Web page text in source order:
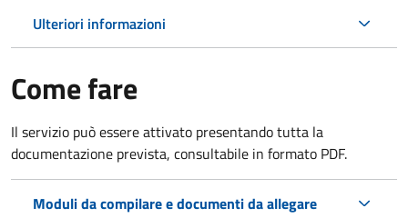
Ulteriori informazioni
Come fare
Il servizio può essere attivato presentando tutta la
documentazione prevista, consultabile in formato PDF.
Moduli da compilare e documenti da allegare